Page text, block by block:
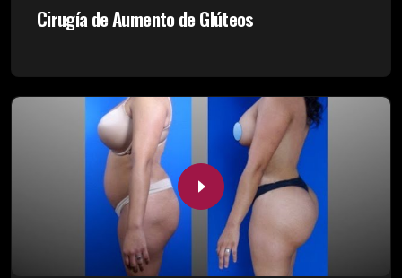
Cirugía de Aumento de Glúteos